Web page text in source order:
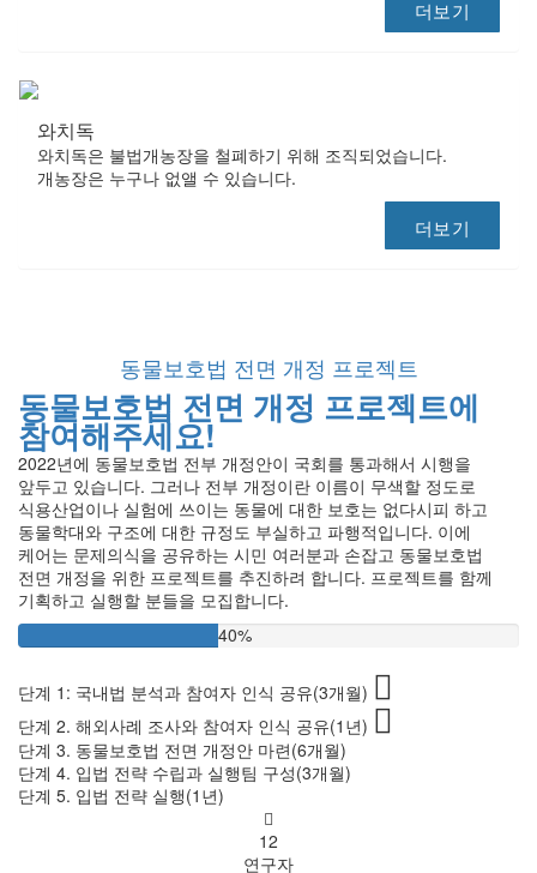
더보기
와치독
와치독은 불법개농장을 철폐하기 위해 조직되었습니다.
개농장은 누구나 없앨 수 있습니다.
더보기
동물보호법 전면 개정 프로젝트
동물보호법 전면 개정 프로젝트에
참여해주세요!
2022년에 동물보호법 전부 개정안이 국회를 통과해서 시행을
앞두고 있습니다. 그러나 전부 개정이란 이름이 무색할 정도로
식용산업이나 실험에 쓰이는 동물에 대한 보호는 없다시피 하고
동물학대와 구조에 대한 규정도 부실하고 파행적입니다. 이에
케어는 문제의식을 공유하는 시민 여러분과 손잡고 동물보호법
전면 개정을 위한 프로젝트를 추진하려 합니다. 프로젝트를 함께
기획하고 실행할 분들을 모집합니다.
40%
단계 1: 국내법 분석과 참여자 인식 공유(3개월)
단계 2. 해외사례 조사와 참여자 인식 공유(1년)
단계 3. 동물보호법 전면 개정안 마련(6개월)
단계 4. 입법 전략 수립과 실행팀 구성(3개월)
단계 5. 입법 전략 실행(1년)
12
연구자